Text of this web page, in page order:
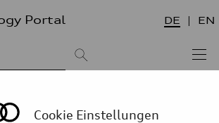
Portal DE EN
Cookie Einstellungen